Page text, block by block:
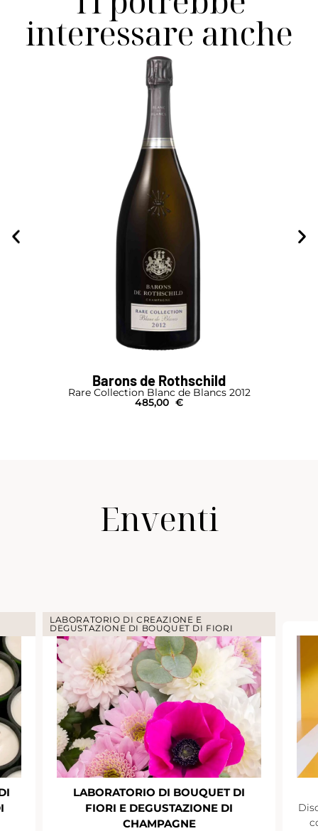
interessare anche
Barons de Rothschild
Rare Collection Blanc de Blancs 2012
485,00 €
Enventi
LABORATORIO DI CREAZIONE E
DEGUSTAZIONE DI BOUQUET DI FIORI
LABORATORIO DI BOUQUET DI
FIORI E DEGUSTAZIONE DI
CHAMPAGNE